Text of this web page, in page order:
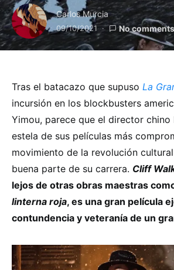
Carlos Murcia
09/10/2021 No comments
Tras el batacazo que supuso La
incursión en los blockbusters
Yimou, parece que el director chino
estela de sus películas más
movimiento de la revolución
buena parte de su carrera. Cliff
lejos de otras obras maestras
linterna roja, es una gran película
contundencia y veteranía de un